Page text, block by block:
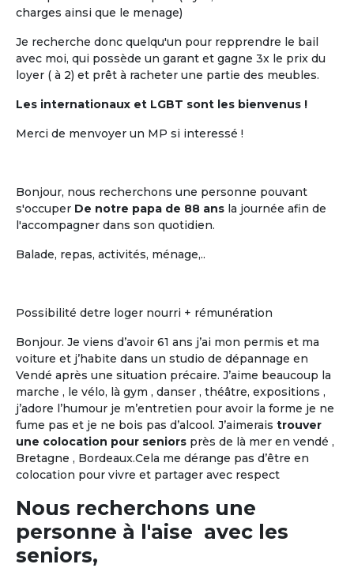
charges ainsi que le menage)
Je recherche donc quelqu'un pour repprendre le bail
avec moi, qui possède un garant et gagne 3x le prix du
loyer ( à 2) et prêt à racheter une partie des meubles.
Les internationaux et LGBT sont les bienvenus !
Merci de menvoyer un MP si interessé !
Bonjour, nous recherchons une personne pouvant
s'occuper De notre papa de 88 ans la journée afin de
l'accompagner dans son quotidien.
Balade, repas, activités, ménage,..
Possibilité detre loger nourri + rémunération
Bonjour. Je viens d’avoir 61 ans j’ai mon permis et ma
voiture et j’habite dans un studio de dépannage en
Vendé après une situation précaire. J’aime beaucoup la
marche , le vélo, là gym , danser , théâtre, expositions ,
j’adore l’humour je m’entretien pour avoir la forme je ne
fume pas et je ne bois pas d’alcool. J’aimerais trouver
une colocation pour seniors près de là mer en vendé ,
Bretagne , Bordeaux.Cela me dérange pas d’être en
colocation pour vivre et partager avec respect
Nous recherchons une
personne à l'aise avec les
seniors,